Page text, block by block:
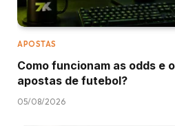
APOSTAS
Como funcionam as odds e
apostas de futebol?
05/08/2026